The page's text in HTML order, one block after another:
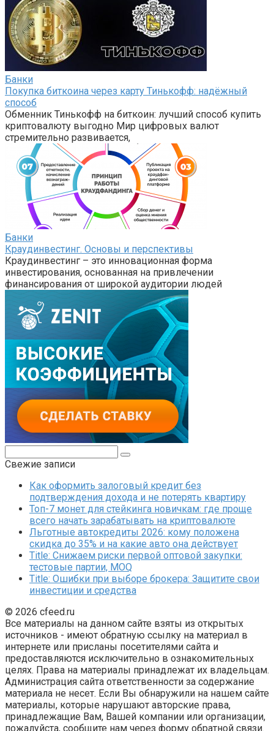
Банки
Покупка биткоина через карту Тинькофф: надёжный
способ
Обменник Тинькофф на биткоин: лучший способ купить
криптовалюту выгодно Мир цифровых валют
стремительно развивается,
Банки
Краудинвестинг. Основы и перспективы
Краудинвестинг – это инновационная форма
инвестирования, основанная на привлечении
финансирования от широкой аудитории людей
Свежие записи
Как оформить залоговый кредит без
подтверждения дохода и не потерять квартиру
Топ-7 монет для стейкинга новичкам: где проще
всего начать зарабатывать на криптовалюте
Льготные автокредиты 2026: кому положена
скидка до 35% и на какие авто она действует
Title: Снижаем риски первой оптовой закупки:
тестовые партии, MOQ
Title: Ошибки при выборе брокера: Защитите свои
инвестиции и средства
© 2026 cfeed.ru
Все материалы на данном сайте взяты из открытых
источников - имеют обратную ссылку на материал в
интернете или присланы посетителями сайта и
предоставляются исключительно в ознакомительных
целях. Права на материалы принадлежат их владельцам.
Администрация сайта ответственности за содержание
материала не несет. Если Вы обнаружили на нашем сайте
материалы, которые нарушают авторские права,
принадлежащие Вам, Вашей компании или организации,
пожалуйста, сообщите нам через форму обратной связи.